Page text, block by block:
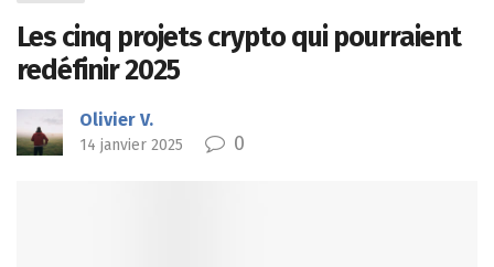
Les cinq projets crypto qui pourraient
redéfinir 2025
Olivier V.
14 janvier 2025 0